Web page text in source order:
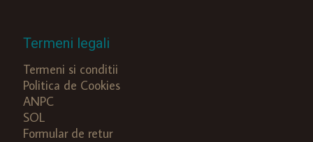
Termeni legali
Termeni si conditii
Politica de Cookies
ANPC
SOL
Formular de retur